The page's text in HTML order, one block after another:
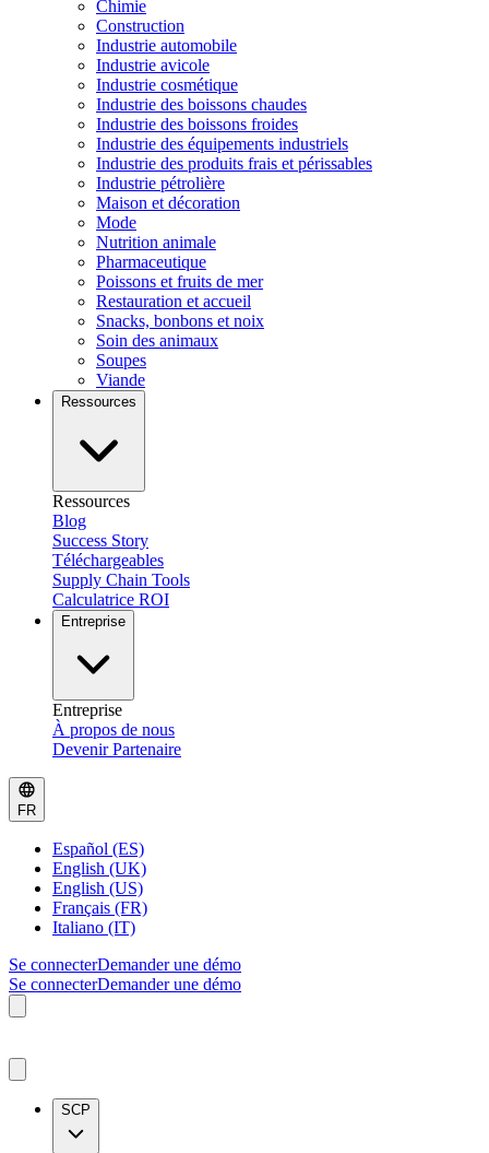
Chimie
Construction
Industrie automobile
Industrie avicole
Industrie cosmétique
Industrie des boissons chaudes
Industrie des boissons froides
Industrie des équipements industriels
Industrie des produits frais et périssables
Industrie pétrolière
Maison et décoration
Mode
Nutrition animale
Pharmaceutique
Poissons et fruits de mer
Restauration et accueil
Snacks, bonbons et noix
Soin des animaux
Soupes
Viande
Ressources
Ressources
Blog
Success Story
Téléchargeables
Supply Chain Tools
Calculatrice ROI
Entreprise
Entreprise
À propos de nous
Devenir Partenaire
FR
Español (ES)
English (UK)
English (US)
Français (FR)
Italiano (IT)
Se connecterDemander une démo
Se connecterDemander une démo
SCP